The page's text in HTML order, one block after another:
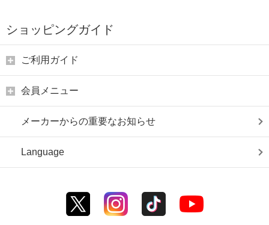
ショッピングガイド
ご利用ガイド
会員メニュー
メーカーからの重要なお知らせ
Language